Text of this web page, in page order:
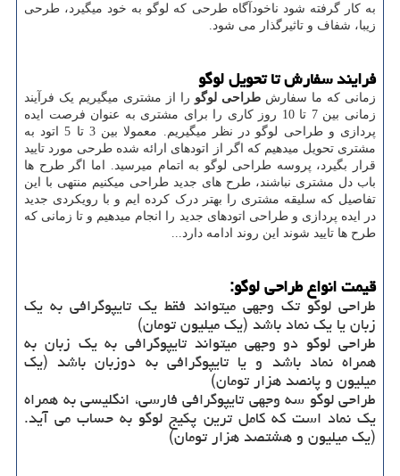
به کار گرفته شود ناخودآگاه طرحی که لوگو به خود میگیرد، طرحی
زیبا، شفاف و تاثیرگذار می شود.
فرایند سفارش تا تحویل لوگو
زمانی که ما سفارش طراحی لوگو را از مشتری میگیریم یک فرآیند
زمانی بین 7 تا 10 روز کاری را برای مشتری به عنوان فرصت ایده
پردازی و طراحی لوگو در نظر میگیریم. معمولا بین 3 تا 5 اتود به
مشتری تحویل میدهیم که اگر از اتودهای ارائه شده طرحی مورد تایید
قرار بگیرد، پروسه طراحی لوگو به اتمام میرسید. اما اگر طرح ها
باب دل مشتری نباشند، طرح های جدید طراحی میکنیم منتهی با این
تفاصیل که سلیقه مشتری را بهتر درک کرده ایم و با رویکردی جدید
در ایده پردازی و طراحی اتودهای جدید را انجام میدهیم و تا زمانی که
طرح ها تایید شوند این روند ادامه دارد...
قیمت انواع طراحی لوگو:
طراحی لوگو تک وجهی میتواند فقط یک تایپوگرافی به یک
زبان یا یک نماد باشد (یک میلیون تومان)
طراحی لوگو دو وجهی میتواند تایپوگرافی به یک زبان به
همراه نماد باشد و یا تایپوگرافی به دوزبان باشد (یک
میلیون و پانصد هزار تومان)
طراحی لوگو سه وجهی تایپوگرافی فارسی، انگلیسی به همراه
یک نماد است که کامل ترین پکیج لوگو به حساب می آید.
(یک میلیون و هشتصد هزار تومان)